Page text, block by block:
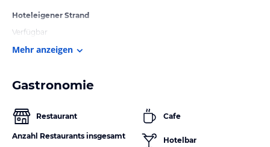
Hoteleigener Strand
Verfügbar
Mehr anzeigen
Gastronomie
Restaurant
Anzahl Restaurants insgesamt
Cafe
Hotelbar